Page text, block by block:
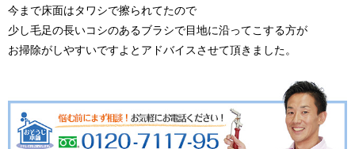
今まで床面はタワシで擦られてたので
少し毛足の長いコシのあるブラシで目地に沿ってこする方が
お掃除がしやすいですよとアドバイスさせて頂きました。